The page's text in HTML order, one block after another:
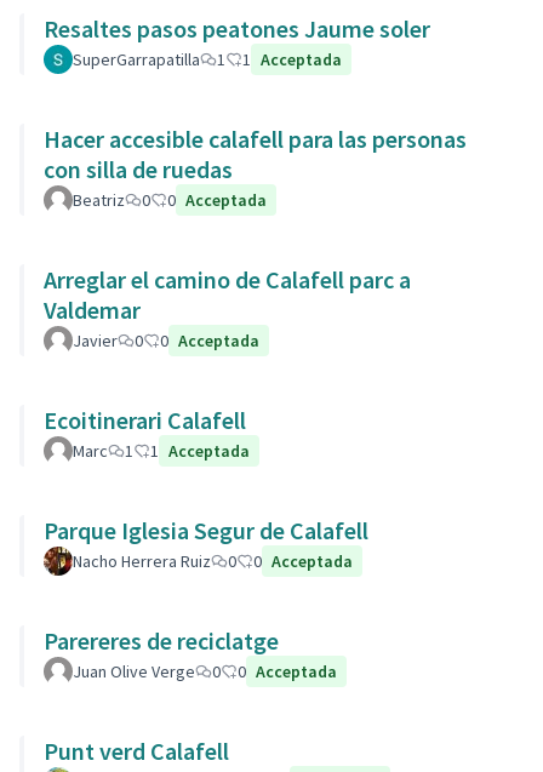
Resaltes pasos peatones Jaume soler
SuperGarrapatilla 1 1 Acceptada
Hacer accesible calafell para las personas
con silla de ruedas
Beatriz 0 0 Acceptada
Arreglar el camino de Calafell parc a
Valdemar
Javier 0 0 Acceptada
Ecoitinerari Calafell
Marc 1 1 Acceptada
Parque Iglesia Segur de Calafell
Nacho Herrera Ruiz 0 0 Acceptada
Parereres de reciclatge
Juan Olive Verge 0 0 Acceptada
Punt verd Calafell